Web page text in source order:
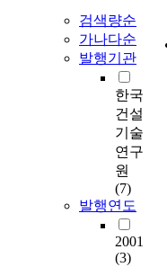
검색량순
가나다순
발행기관
한국
건설
기술
연구
원
(7)
발행연도
2001
(3)